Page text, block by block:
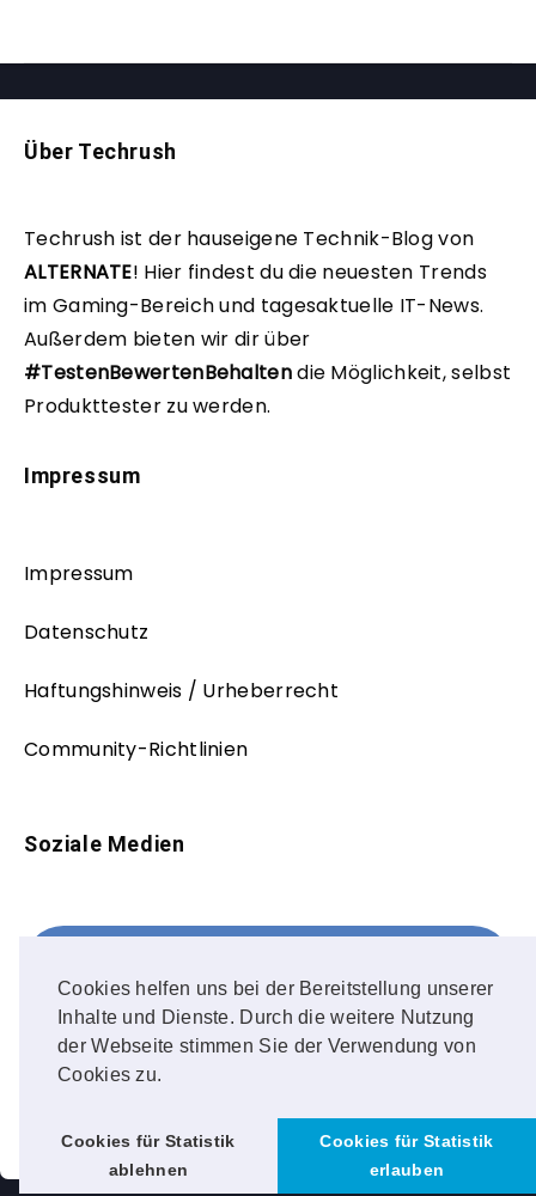
Cookies helfen uns bei der Bereitstellung unserer
Inhalte und Dienste. Durch die weitere Nutzung
der Webseite stimmen Sie der Verwendung von
Cookies zu.
Cookies für Statistik
ablehnen
Cookies für Statistik
erlauben
Über Techrush
Techrush ist der hauseigene Technik-Blog von
ALTERNATE! Hier findest du die neuesten Trends
im Gaming-Bereich und tagesaktuelle IT-News.
Außerdem bieten wir dir über
#TestenBewertenBehaltendie Möglichkeit, selbst
Produkttester zu werden.
Impressum
Impressum
Datenschutz
Haftungshinweis / Urheberrecht
Community-Richtlinien
Soziale Medien
FOLLOW ME!
Instagram
OUR PHOTOS!